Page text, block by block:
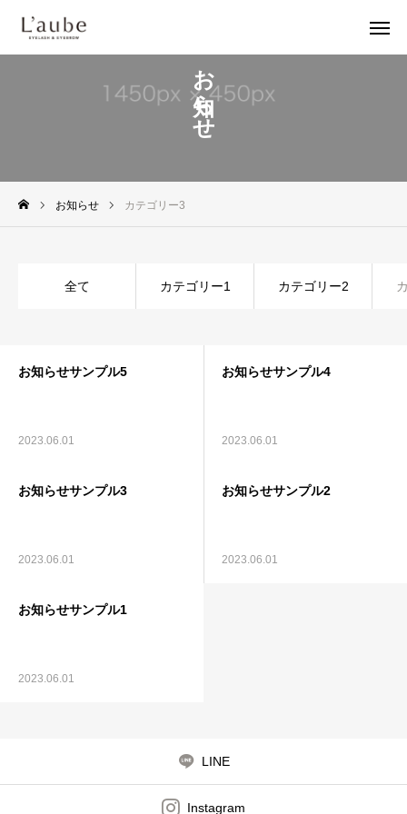
お知らせ
お知らせ カテゴリー3
全て カテゴリー1 カテゴリー2
お知らせサンプル5
2023.06.01
お知らせサンプル4
2023.06.01
お知らせサンプル3
2023.06.01
お知らせサンプル2
2023.06.01
お知らせサンプル1
2023.06.01
LINE
Instagram
MENU